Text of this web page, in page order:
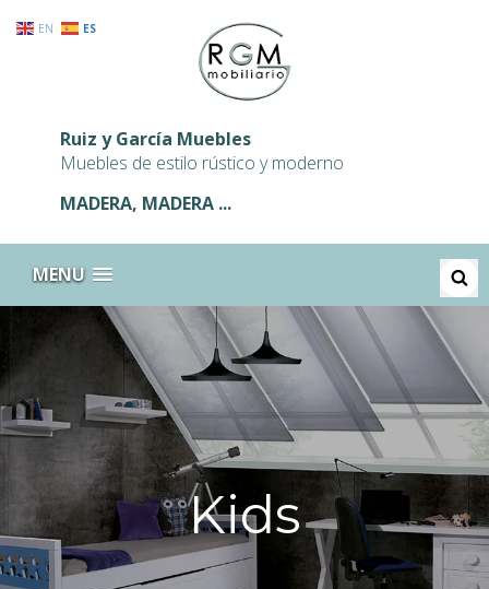
Ruiz y García Muebles
Muebles de estilo rústico y moderno
MADERA, MADERA ...
MENU
Kids
EN ES